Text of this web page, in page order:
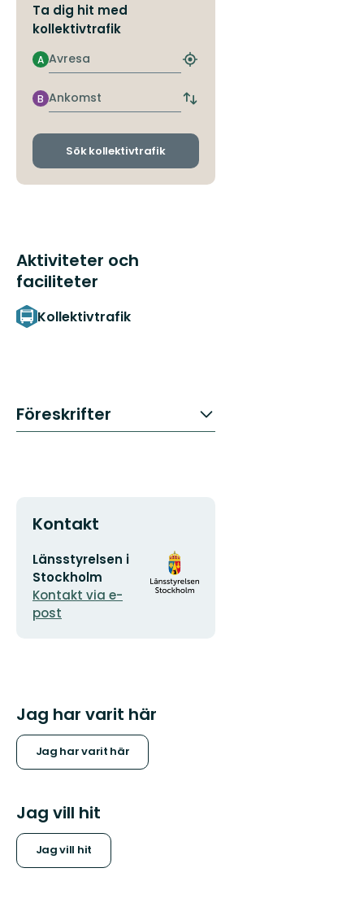
Ta dig hit med
kollektivtrafik
Avresa
A
Hitta
hållplats
Ankomst
B
Byt
och
Sök kollektivtrafik
Aktiviteter och
faciliteter
Kollektivtrafik
Föreskrifter
Kontakt
E-
postadress
Länsstyrelsen i
Stockholm
Kontakt via e-
post
Organisationens
logotyp
Jag har varit här
Jag har varit här
Jag vill hit
Jag vill hit